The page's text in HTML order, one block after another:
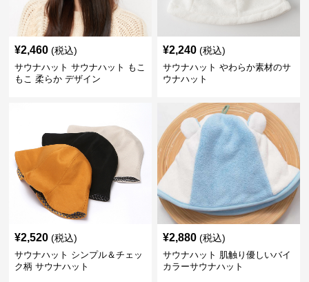
¥2,460 (税込)
サウナハット サウナハット もこ
もこ 柔らか デザイン
¥2,240 (税込)
サウナハット やわらか素材のサ
ウナハット
¥2,520 (税込)
サウナハット シンプル＆チェッ
ク柄 サウナハット
¥2,880 (税込)
サウナハット 肌触り優しいバイ
カラーサウナハット